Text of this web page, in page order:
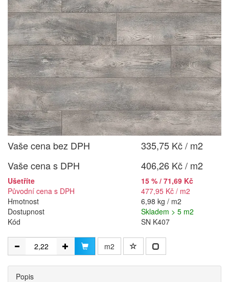
Vaše cena bez DPH
335,75 Kč / m2
Vaše cena s DPH
406,26 Kč / m2
Ušetříte
15 % / 71,69 Kč
Původní cena s DPH
477,95 Kč / m2
Hmotnost
6,98 kg / m2
Dostupnost
Skladem > 5 m2
Kód
SN K407
m2
Popis